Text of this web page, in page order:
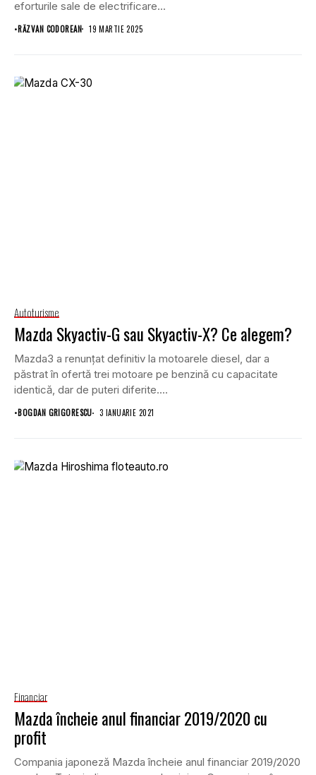
eforturile sale de electrificare...
•RĂZVAN CODOREAN 19 MARTIE 2025
Autoturisme
Mazda Skyactiv-G sau Skyactiv-X? Ce alegem?
Mazda3 a renunțat definitiv la motoarele diesel, dar a
păstrat în ofertă trei motoare pe benzină cu capacitate
identică, dar de puteri diferite....
•BOGDAN GRIGORESCU 3 IANUARIE 2021
Financiar
Mazda încheie anul financiar 2019/2020 cu
profit
Compania japoneză Mazda încheie anul financiar 2019/2020